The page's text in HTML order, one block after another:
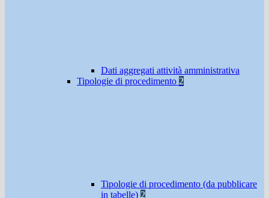
Dati aggregati attività amministrativa
Tipologie di procedimento 2
Tipologie di procedimento (da pubblicare
in tabelle) 2